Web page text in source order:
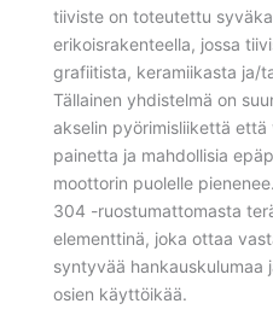
tiiviste on toteutettu
erikoisrakenteella, jossa
grafiitista, keramiikasta ja/
Tällainen yhdistelmä on
akselin pyörimisliikettä että
painetta ja mahdollisia
moottorin puolelle
304 -ruostumattomasta
elementtinä, joka ottaa
syntyvää hankauskulumaa
osien käyttöikää.